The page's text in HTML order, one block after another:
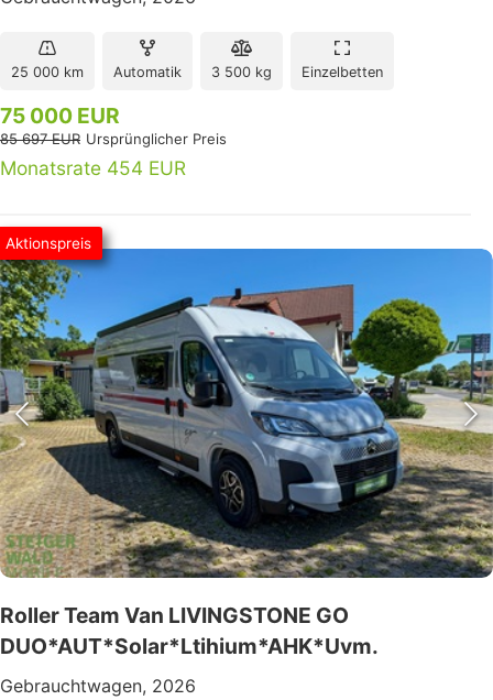
25 000 km Automatik 3 500 kg Einzelbetten
75 000 EUR
85 697 EUR Ursprünglicher Preis
Monatsrate 454 EUR
Aktionspreis
Roller Team Van LIVINGSTONE GO
DUO*AUT*Solar*Ltihium*AHK*Uvm.
Gebrauchtwagen, 2026